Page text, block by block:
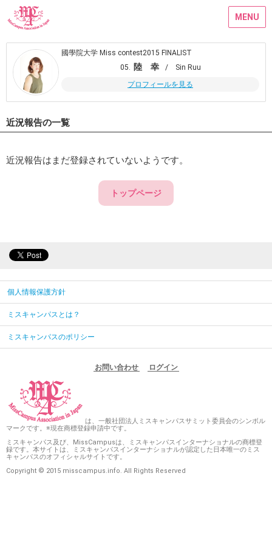
MENU
國學院大学 Miss contest2015 FINALIST
05. 陸 幸
/ Sin Ruu
プロフィールを見る
近況報告の一覧
近況報告はまだ登録されていないようです。
トップページ
個人情報保護方針
ミスキャンパスとは？
ミスキャンパスのポリシー
お問い合わせ ログイン
は、一般社団法人ミスキャンパスサミット委員会のシンボル
マークです。※現在商標登録申請中です。
ミスキャンパス及び、MissCampusは、ミスキャンパスインターナショナルの商標登
録です。本サイトは、ミスキャンパスインターナショナルが認定した日本唯一のミス
キャンパスのオフィシャルサイトです。
Copyright © 2015 misscampus.info. All Rights Reserved